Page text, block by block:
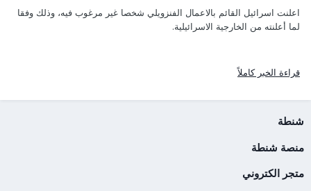
اعلنت اسرائيل القائم بالاعمال الفنزويلي شخصا غير مرغوب فيه، وذلك وفقا
لما أعلنته من الخارجية الاسرائيلية.
قراءة الخبر كاملاً
شنطة
منصة شنطة
متجر الكتروني